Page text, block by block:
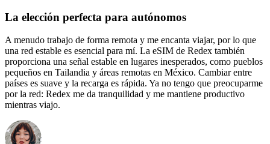
La elección perfecta para autónomos
A menudo trabajo de forma remota y me encanta viajar, por lo que
una red estable es esencial para mí. La eSIM de Redex también
proporciona una señal estable en lugares inesperados, como pueblos
pequeños en Tailandia y áreas remotas en México. Cambiar entre
países es suave y la recarga es rápida. Ya no tengo que preocuparme
por la red: Redex me da tranquilidad y me mantiene productivo
mientras viajo.